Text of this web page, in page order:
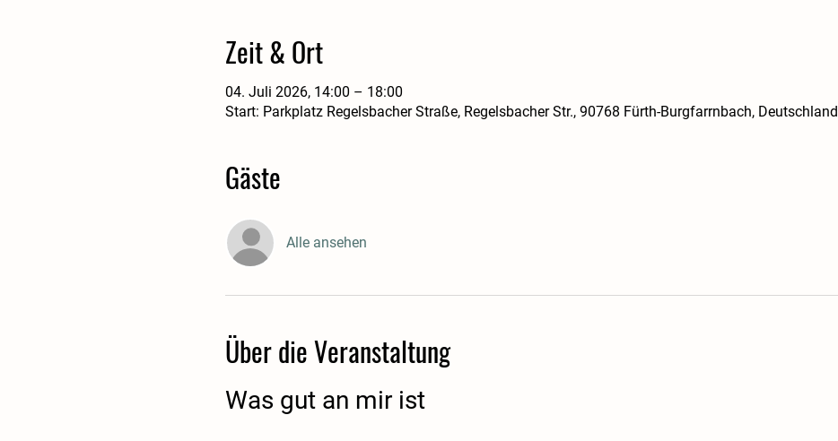
Zeit & Ort
04. Juli 2026, 14:00 – 18:00
Start: Parkplatz Regelsbacher Straße, Regelsbacher Str., 90768 Fürth-Burgfarrnbach, Deutschland
Gäste
Alle ansehen
Über die Veranstaltung
Was gut an mir ist